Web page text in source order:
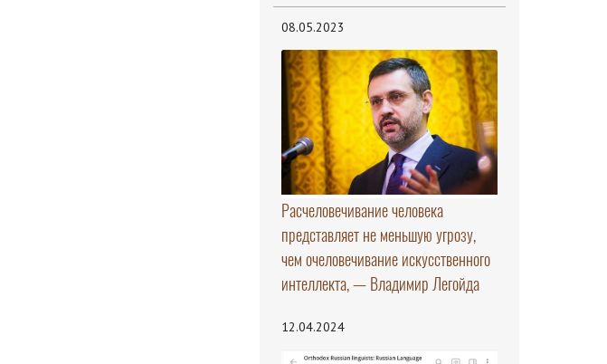
08.05.2023
Расчеловечивание человека
представляет не меньшую угрозу,
чем очеловечивание искусственного
интеллекта, — Владимир Легойда
12.04.2024